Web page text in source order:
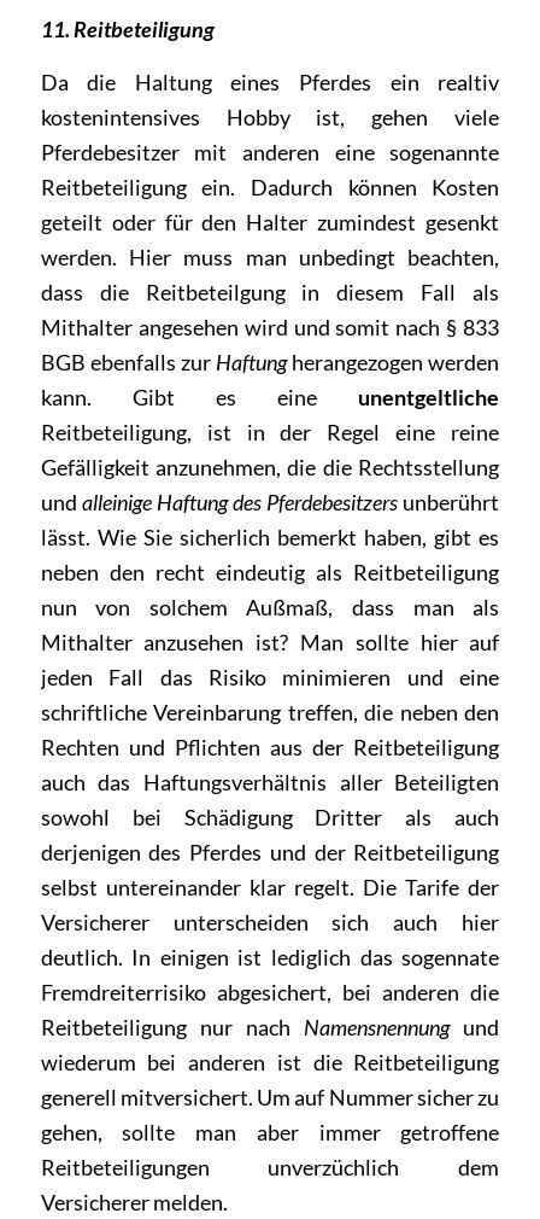
11. Reitbeteiligung
Da die Haltung eines Pferdes ein realtiv
kostenintensives Hobby ist, gehen viele
Pferdebesitzer mit anderen eine sogenannte
Reitbeteiligung ein. Dadurch können Kosten
geteilt oder für den Halter zumindest gesenkt
werden. Hier muss man unbedingt beachten,
dass die Reitbeteilgung in diesem Fall als
Mithalter angesehen wird und somit nach § 833
BGB ebenfalls zurHaftungherangezogen werden
kann. Gibt es eine unentgeltliche
Reitbeteiligung, ist in der Regel eine reine
Gefälligkeit anzunehmen, die die Rechtsstellung
und alleinige Haftung des Pferdebesitzers unberührt
lässt. Wie Sie sicherlich bemerkt haben, gibt es
neben den recht eindeutig als Reitbeteiligung
nun von solchem Außmaß, dass man als
Mithalter anzusehen ist? Man sollte hier auf
jeden Fall das Risiko minimieren und eine
schriftliche Vereinbarung treffen, die neben den
Rechten und Pflichten aus der Reitbeteiligung
auch das Haftungsverhältnis aller Beteiligten
sowohl bei Schädigung Dritter als auch
derjenigen des Pferdes und der Reitbeteiligung
selbst untereinander klar regelt. Die Tarife der
Versicherer unterscheiden sich auch hier
deutlich. In einigen ist lediglich das sogennate
Fremdreiterrisiko abgesichert, bei anderen die
Reitbeteiligung nur nach Namensnennungund
wiederum bei anderen ist die Reitbeteiligung
generell mitversichert. Um auf Nummer sicher zu
gehen, sollte man aber immer getroffene
Reitbeteiligungen unverzüchlich dem
Versicherer melden.